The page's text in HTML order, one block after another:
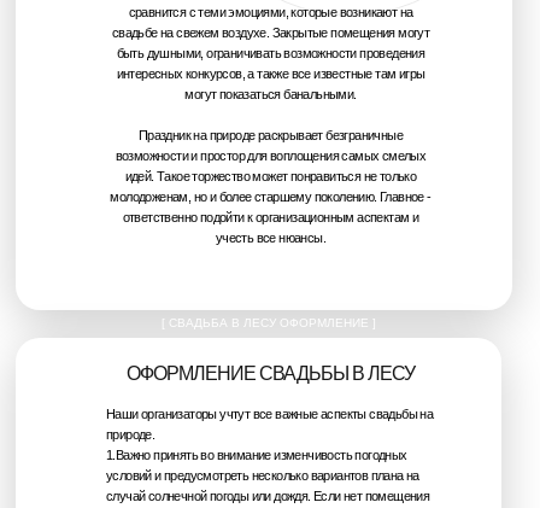
сравнится с теми эмоциями, которые возникают на
свадьбе на свежем воздухе. Закрытые помещения могут
быть душными, ограничивать возможности проведения
интересных конкурсов, а также все известные там игры
могут показаться банальными.
Праздник на природе раскрывает безграничные
возможности и простор для воплощения самых смелых
идей. Такое торжество может понравиться не только
молодоженам, но и более старшему поколению. Главное -
ответственно подойти к организационным аспектам и
учесть все нюансы.
ОФОРМЛЕНИЕ СВАДЬБЫ В ЛЕСУ
Наши организаторы учтут все важные аспекты свадьбы на
природе.
1.Важно принять во внимание изменчивость погодных
условий и предусмотреть несколько вариантов плана на
случай солнечной погоды или дождя. Если нет помещения
[ СВАДЬБА В ЛЕСУ ОФОРМЛЕНИЕ ]